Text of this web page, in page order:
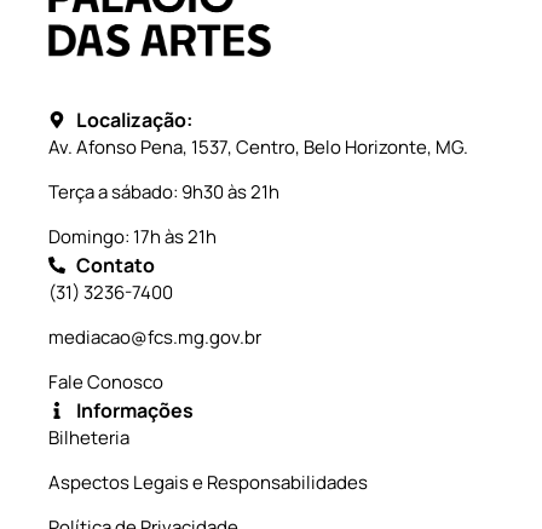
Localização:
Av. Afonso Pena, 1537, Centro, Belo Horizonte, MG.
Terça a sábado: 9h30 às 21h
Domingo: 17h às 21h
Contato
(31) 3236-7400
mediacao@fcs.mg.gov.br
Fale Conosco
Informações
Bilheteria
Aspectos Legais e Responsabilidades